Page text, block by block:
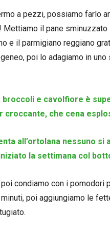
a pezzi, possiamo farlo
il pane sminuzzato
e il parmigiano reggiano
poi lo adagiamo in
broccoli e cavolfiore è
croccante, che cena
all’ortolana nessuno
la settimana col
condiamo con i pomodori
poi aggiungiamo le